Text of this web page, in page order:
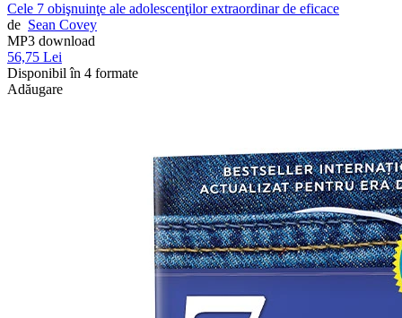
Cele 7 obişnuinţe ale adolescenţilor extraordinar de eficace
de Sean Covey
MP3 download
56,75 Lei
Disponibil în 4 formate
Adăugare